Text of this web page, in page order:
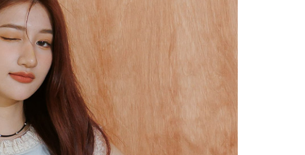
宅配
每筆NT$80，滿NT$2,000(含以上)免運費